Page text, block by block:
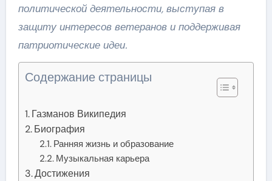
политической деятельности, выступая в
защиту интересов ветеранов и поддерживая
патриотические идеи.
Содержание страницы
Газманов Википедия
Биография
Ранняя жизнь и образование
Музыкальная карьера
Достижения